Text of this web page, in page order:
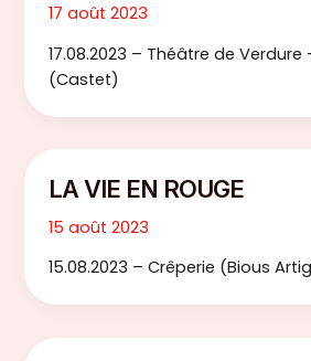
17 août 2023
17.08.2023 – Théâtre de
(Castet)
LA VIE EN ROUGE
15 août 2023
15.08.2023 – Crêperie (Bious